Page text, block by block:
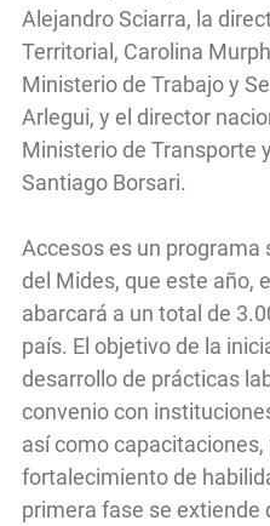
Alejandro Sciarra, la
Territorial, Carolina
Ministerio de Trabajo y
Arlegui, y el director
Ministerio de Transporte
Santiago Borsari.
Accesos es un programa
del Mides, que este año,
abarcará a un total de
país. El objetivo de la
desarrollo de prácticas
convenio con
así como capacitaciones,
fortalecimiento de
primera fase se extiende